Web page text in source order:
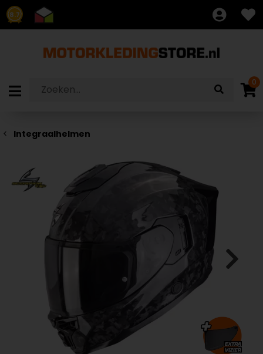
8.7
0
Integraalhelmen